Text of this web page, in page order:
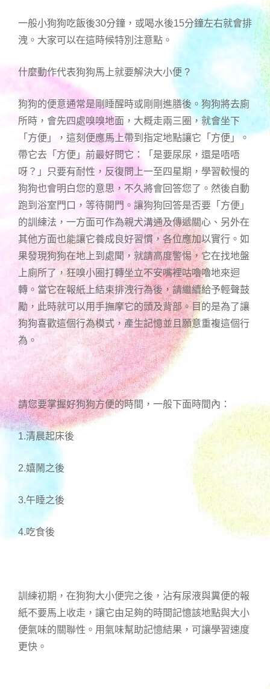
一般小狗狗吃飯後30分鐘，或喝水後15分鐘左右就會排
洩。大家可以在這時候特別注意點。
什麼動作代表狗狗馬上就要解決大小便 ?
狗狗的便意通常是剛睡醒時或剛剛進膳後。狗狗將去廁
所時，會先四處嗅嗅地面，大概走兩三圈，就會坐下
「方便」，這刻便應馬上帶到指定地點讓它「方便」。
帶它去「方便」前最好問它：「是要尿尿，還是唔唔
呀？」只要有耐性，反復問上一至四星期，學習較慢的
狗狗也會明白您的意思，不久將會回答您了。然後自動
跑到浴室門口，等待開門。讓狗狗回答是否要「方便」
的訓練法，一方面可作為親犬溝通及傳遞關心、另外在
其他方面也能讓它養成良好習慣，各位應加以實行。如
果發現狗狗在地上到處聞，就請高度警惕，它在找地盤
上廁所了，狂嗅小圈打轉坐立不安嘴裡咕嚕嚕地來迴
轉。當它在報紙上結束排洩行為後，請繼續給予輕聲鼓
勵，此時就可以用手撫摩它的頭及背部。目的是為了讓
狗狗喜歡這個行為模式，產生記憶並且願意重複這個行
為。
請您要掌握好狗狗方便的時間，一般下面時間內：
1.清晨起床後
2.嬉鬧之後
3.午睡之後
4.吃食後
訓練初期，在狗狗大小便完之後，沾有尿液與糞便的報
紙不要馬上收走，讓它由足夠的時間記憶該地點與大小
便氣味的關聯性。用氣味幫助記憶結果，可讓學習速度
更快。